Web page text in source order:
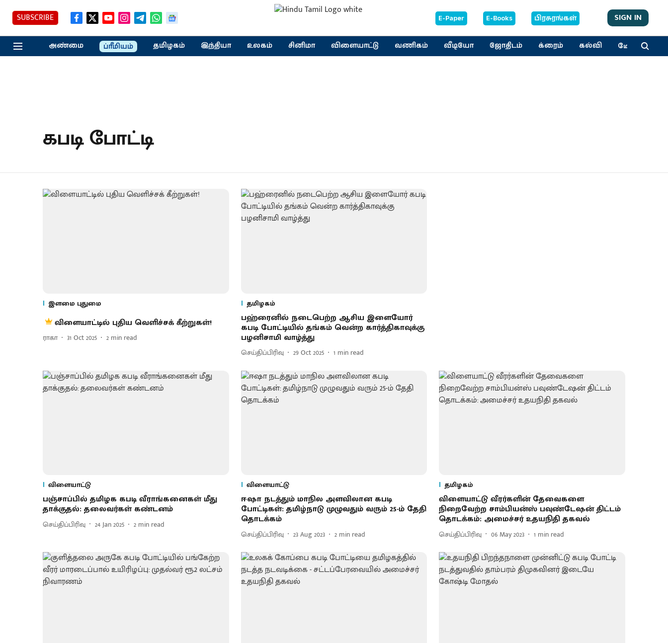
SUBSCRIBE E-Paper E-Books பிரசுரங்கள் SIGN IN
அண்மை ப்ரீமியம் தமிழகம் இந்தியா உலகம் சினிமா விளையாட்டு வணிகம் வீடியோ ஜோதிடம் க்ரைம் கல்வி மேலும்
கபடி போட்டி
இளமை புதுமை
விளையாட்டில் புதிய வெளிச்சக் கீற்றுகள்!
ராகா 31 Oct 2025 2 min read
தமிழகம்
பஹ்ரைனில் நடைபெற்ற ஆசிய இளையோர்
கபடி போட்டியில் தங்கம் வென்ற கார்த்திகாவுக்கு
பழனிசாமி வாழ்த்து
செய்திப்பிரிவு 29 Oct 2025 1 min read
விளையாட்டு
பஞ்சாப்பில் தமிழக கபடி வீராங்கனைகள் மீது
தாக்குதல்: தலைவர்கள் கண்டனம்
செய்திப்பிரிவு 24 Jan 2025 2 min read
விளையாட்டு
ஈஷா நடத்தும் மாநில அளவிலான கபடி
போட்டிகள்: தமிழ்நாடு முழுவதும் வரும் 25-ம் தேதி
தொடக்கம்
செய்திப்பிரிவு 23 Aug 2023 2 min read
தமிழகம்
விளையாட்டு வீரர்களின் தேவைகளை
நிறைவேற்ற சாம்பியன்ஸ் பவுண்டேஷன் திட்டம்
தொடக்கம்: அமைச்சர் உதயநிதி தகவல்
செய்திப்பிரிவு 06 May 2023 1 min read